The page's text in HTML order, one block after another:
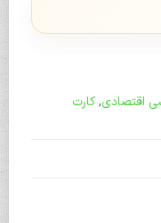
اقتصادی,کارت